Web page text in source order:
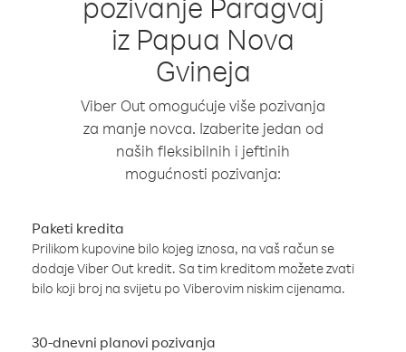
iz Papua Nova
Gvineja
Viber Out omogućuje više pozivanja
za manje novca. Izaberite jedan od
naših fleksibilnih i jeftinih
mogućnosti pozivanja:
Paketi kredita
Prilikom kupovine bilo kojeg iznosa, na vaš račun se
dodaje Viber Out kredit. Sa tim kreditom možete zvati
bilo koji broj na svijetu po Viberovim niskim cijenama.
30-dnevni planovi pozivanja